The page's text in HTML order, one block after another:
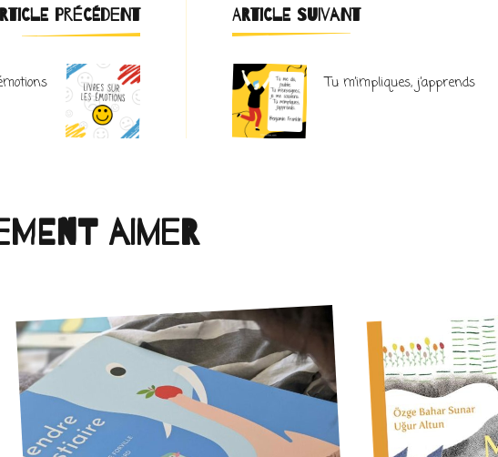
Navigation
PRÉCÉDENT ARTICLE SUIVANT
Tu m’impliques, j’apprends
aimer